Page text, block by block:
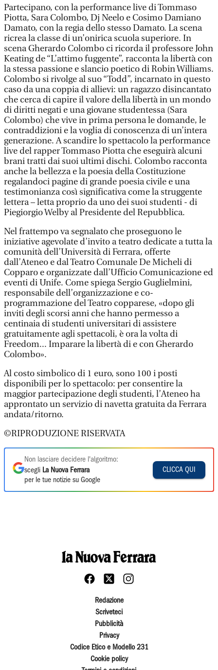
Partecipano, con la performance live di Tommaso
Piotta, Sara Colombo, Dj Neelo e Cosimo Damiano
Damato, con la regia dello stesso Damato. La scena
ricrea la classe di un’onirica scuola superiore. In
scena Gherardo Colombo ci ricorda il professore John
Keating de “L’attimo fuggente”, racconta la libertà con
la stessa passione e slancio poetico di Robin Williams.
Colombo si rivolge al suo “Todd”, incarnato in questo
caso da una coppia di allievi: un ragazzo disincantato
che cerca di capire il valore della libertà in un mondo
di diritti negati e una giovane studentessa (Sara
Colombo) che vive in prima persona le domande, le
contraddizioni e la voglia di conoscenza di un’intera
generazione. A scandire lo spettacolo la performance
live del rapper Tommaso Piotta che eseguirà alcuni
brani tratti dai suoi ultimi dischi. Colombo racconta
anche la bellezza e la poesia della Costituzione
regalandoci pagine di grande poesia civile e una
testimonianza così significativa come la struggente
lettera – letta proprio da uno dei suoi studenti - di
Piegiorgio Welby al Presidente del Repubblica.
Nel frattempo va segnalato che proseguono le
iniziative agevolate d’invito a teatro dedicate a tutta la
comunità dell’Università di Ferrara, offerte
dall’Ateneo e dal Teatro Comunale De Micheli di
Copparo e organizzate dall’Ufficio Comunicazione ed
eventi di Unife. Come spiega Sergio Guglielmini,
responsabile dell’organizzazione e co-
programmazione del Teatro copparese, «dopo gli
inviti degli scorsi anni che hanno permesso a
centinaia di studenti universitari di assistere
gratuitamente agli spettacoli, è ora la volta di
Freedom... Imparare la libertà di e con Gherardo
Colombo».
Al costo simbolico di 1 euro, sono 100 i posti
disponibili per lo spettacolo: per consentire la
maggior partecipazione degli studenti, l’Ateneo ha
approntato un servizio di navetta gratuita da Ferrara
andata/ritorno.
©RIPRODUZIONE RISERVATA
Non lasciare decidere l'algoritmo:
scegli La Nuova Ferrara
per le tue notizie su Google
CLICCA QUI
Redazione
Scriveteci
Pubblicità
Privacy
Codice Etico e Modello 231
Cookie policy